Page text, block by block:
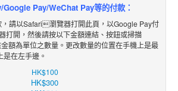
Pay/WeChat Pay等的付款：
，請以Safari瀏覽器打開此頁，以Google Pay付
打開，然後請按以下金額連結 、 按鈕或掃描
額為單位之數量。更改數量的位置在手機上是最
在左手邊。
HK$100
HK$300